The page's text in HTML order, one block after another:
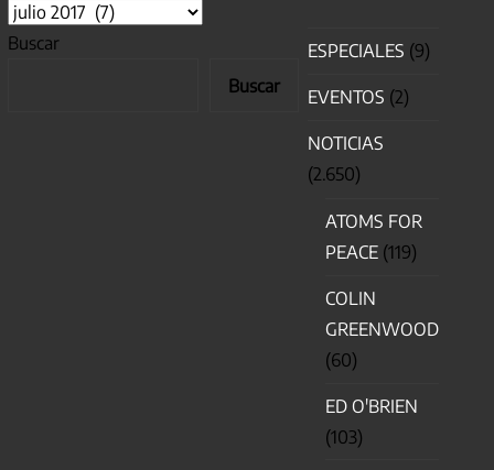
Buscar
Buscar
ESPECIALES (9)
EVENTOS (2)
NOTICIAS
(2.650)
ATOMS FOR
PEACE (119)
COLIN
GREENWOOD
(60)
ED O'BRIEN
(103)